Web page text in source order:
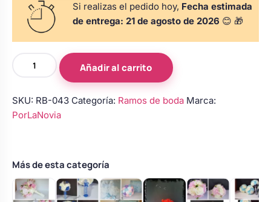
Si realizas el pedido hoy, Fecha estimada
de entrega: 21 de agosto de 2026 😊 🎁
lila
y
rosas
broches
Añadir al carrito
SKU: RB-043 Categoría: Ramos de boda Marca:
PorLaNovia
Más de esta categoría